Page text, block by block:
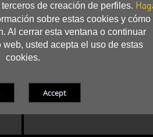
de creación de perfiles.
sobre estas cookies y cómo
Al cerrar esta ventana o continuar
usted acepta el uso de estas
cookies.